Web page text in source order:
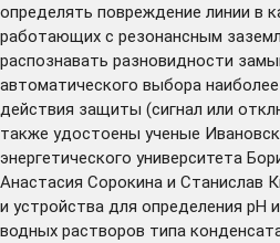
определять повреждение линии в
работающих с резонансным
распознавать разновидности
автоматического выбора
действия защиты (сигнал или
также удостоены ученые
энергетического университета
Анастасия Сорокина и Станислав
и устройства для определения рН
водных растворов типа